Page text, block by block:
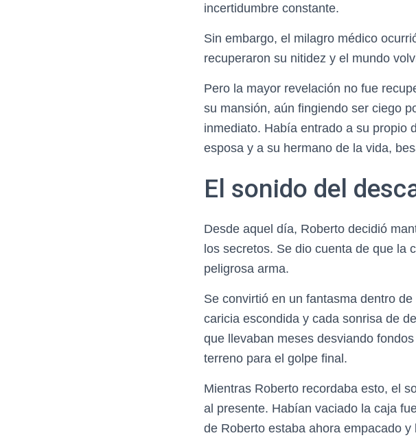
incertidumbre constante.
Sin embargo, el milagro médico
recuperaron su nitidez y el mundo
Pero la mayor revelación no fue
su mansión, aún fingiendo ser ciego
inmediato. Había entrado a su propio
esposa y a su hermano de la vida,
El sonido del
Desde aquel día, Roberto decidió
los secretos. Se dio cuenta de que la
peligrosa arma.
Se convirtió en un fantasma dentro
caricia escondida y cada sonrisa de
que llevaban meses desviando
terreno para el golpe final.
Mientras Roberto recordaba esto, el
al presente. Habían vaciado la caja
de Roberto estaba ahora empacado y